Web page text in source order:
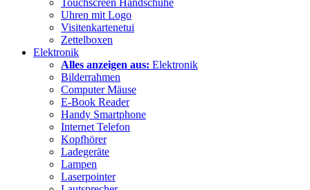
Touchscreen Handschuhe
Uhren mit Logo
Visitenkartenetui
Zettelboxen
Elektronik
Alles anzeigen aus: Elektronik
Bilderrahmen
Computer Mäuse
E-Book Reader
Handy Smartphone
Internet Telefon
Kopfhörer
Ladegeräte
Lampen
Laserpointer